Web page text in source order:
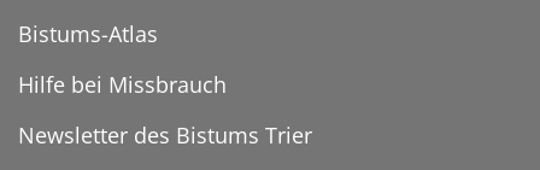
Bistums-Atlas
Hilfe bei Missbrauch
Newsletter des Bistums Trier